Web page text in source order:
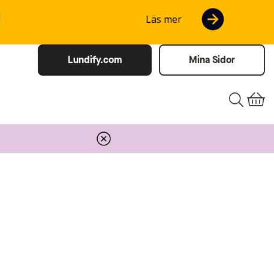
Läs mer
Lundify.com Mina Sidor